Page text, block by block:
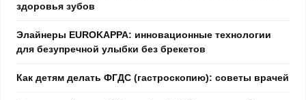
здоровья зубов
Элайнеры EUROKAPPA: инновационные технологии
для безупречной улыбки без брекетов
Как детям делать ФГДС (гастроскопию): советы врачей